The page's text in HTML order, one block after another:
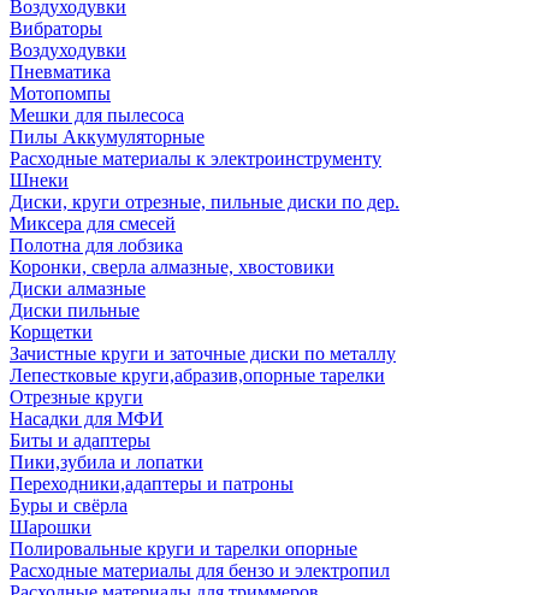
Воздуходувки
Вибраторы
Воздуходувки
Пневматика
Мотопомпы
Мешки для пылесоса
Пилы Аккумуляторные
Расходные материалы к электроинструменту
Шнеки
Диски, круги отрезные, пильные диски по дер.
Миксера для смесей
Полотна для лобзика
Коронки, сверла алмазные, хвостовики
Диски алмазные
Диски пильные
Корщетки
Зачистные круги и заточные диски по металлу
Лепестковые круги,абразив,опорные тарелки
Отрезные круги
Насадки для МФИ
Биты и адаптеры
Пики,зубила и лопатки
Переходники,адаптеры и патроны
Буры и свёрла
Шарошки
Полировальные круги и тарелки опорные
Расходные материалы для бензо и электропил